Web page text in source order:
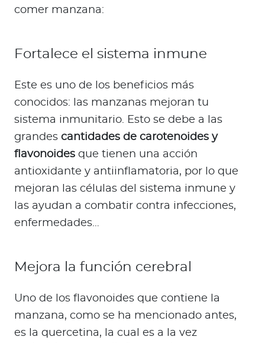
comer manzana:
Fortalece el sistema inmune
Este es uno de los beneficios más
conocidos: las manzanas mejoran tu
sistema inmunitario. Esto se debe a las
grandes cantidades de carotenoides y
flavonoides que tienen una acción
antioxidante y antiinflamatoria, por lo que
mejoran las células del sistema inmune y
las ayudan a combatir contra infecciones,
enfermedades…
Mejora la función cerebral
Uno de los flavonoides que contiene la
manzana, como se ha mencionado antes,
es la quercetina, la cual es a la vez